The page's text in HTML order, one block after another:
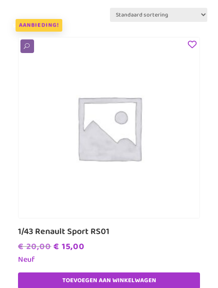
AANBIEDING!
1/43 Renault Sport RS01
€20,00Oorspronkelijke
was:
€ 20,00.
€ 15,00
is:
€ 15,00.
Neuf
U
TOEVOEGEN AAN WINKELWAGEN